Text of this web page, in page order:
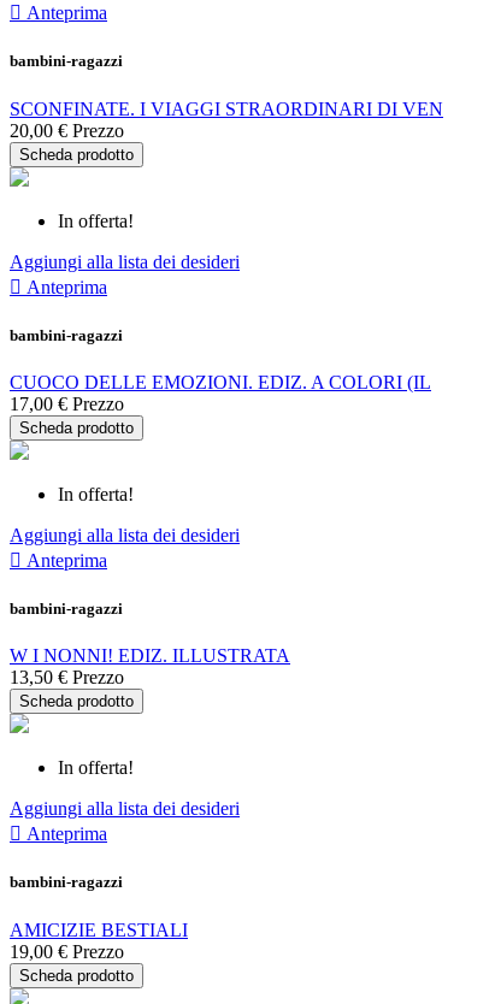
 Anteprima
bambini-ragazzi
SCONFINATE. I VIAGGI STRAORDINARI DI VEN
20,00 € Prezzo
Scheda prodotto
In offerta!
Aggiungi alla lista dei desideri
 Anteprima
bambini-ragazzi
CUOCO DELLE EMOZIONI. EDIZ. A COLORI (IL
17,00 € Prezzo
Scheda prodotto
In offerta!
Aggiungi alla lista dei desideri
 Anteprima
bambini-ragazzi
W I NONNI! EDIZ. ILLUSTRATA
13,50 € Prezzo
Scheda prodotto
In offerta!
Aggiungi alla lista dei desideri
 Anteprima
bambini-ragazzi
AMICIZIE BESTIALI
19,00 € Prezzo
Scheda prodotto